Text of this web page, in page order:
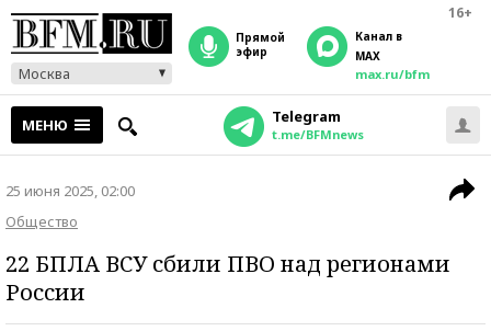
16+
Москва
прямой
эфир
Канал в
MAX
max.ru/bfm
МЕНЮ Telegram
t.me/BFMnews
25 июня 2025, 02:00
Общество
22 БПЛА ВСУ сбили ПВО над регионами
России